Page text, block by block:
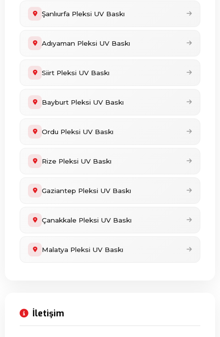
Şanlıurfa Pleksi UV Baskı
Adıyaman Pleksi UV Baskı
Siirt Pleksi UV Baskı
Bayburt Pleksi UV Baskı
Ordu Pleksi UV Baskı
Rize Pleksi UV Baskı
Gaziantep Pleksi UV Baskı
Çanakkale Pleksi UV Baskı
Malatya Pleksi UV Baskı
İletişim